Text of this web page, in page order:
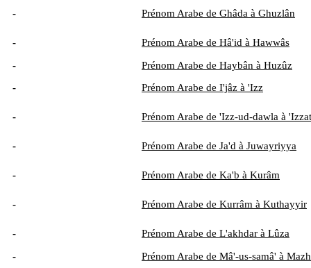
- Prénom Arabe de Ghâda à Ghuzlân
- Prénom Arabe de Hâ'id à Hawwâs
-
Prénom Arabe de Haybân à Huzûz
-
Prénom Arabe de I'jâz à 'Izz
- Prénom Arabe de 'Izz-ud-dawla à 'Izzat
- Prénom Arabe de Ja'd à Juwayriyya
- Prénom Arabe de Ka'b à Kurâm
- Prénom Arabe de Kurrâm à Kuthayyir
- Prénom Arabe de L'akhdar à Lûza
- Prénom Arabe de Mâ'-us-samâ' à